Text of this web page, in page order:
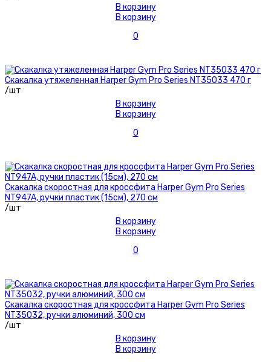
В корзину
В корзину
0
Скакалка утяжеленная Harper Gym Pro Series NT35033 470 г
/шт
В корзину
В корзину
0
Скакалка скоростная для кроссфита Harper Gym Pro Series
NT947A, ручки пластик (15см), 270 см
/шт
В корзину
В корзину
0
Скакалка скоростная для кроссфита Harper Gym Pro Series
NT35032, ручки алюминий, 300 см
/шт
В корзину
В корзину